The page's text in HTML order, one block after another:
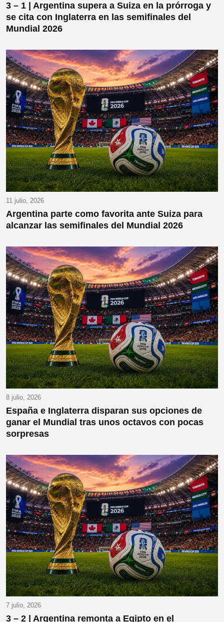
3 – 1 | Argentina supera a Suiza en la prórroga y
se cita con Inglaterra en las semifinales del
Mundial 2026
11 julio, 2026
Argentina parte como favorita ante Suiza para
alcanzar las semifinales del Mundial 2026
8 julio, 2026
España e Inglaterra disparan sus opciones de
ganar el Mundial tras unos octavos con pocas
sorpresas
7 julio, 2026
3 – 2 | Argentina remonta a Egipto en el